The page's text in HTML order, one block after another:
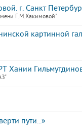
г. Санкт
Г.М.Хакимовой"
картинной
Хании
пути...»